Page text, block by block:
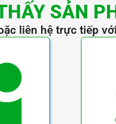
SẢN
liên hệ trực tiếp